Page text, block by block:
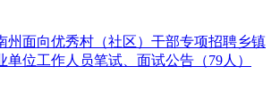
州面向优秀村（社区）干部专项招聘乡镇
单位工作人员笔试、面试公告（79人）